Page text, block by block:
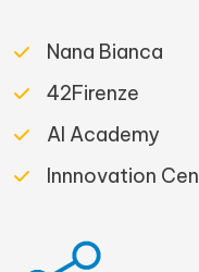
Nana Bianca
42Firenze
AI Academy
Innnovation